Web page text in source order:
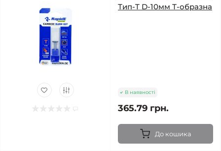
Тип-T D-10мм Т-образна
В наявності
365.79 грн.
До кошика